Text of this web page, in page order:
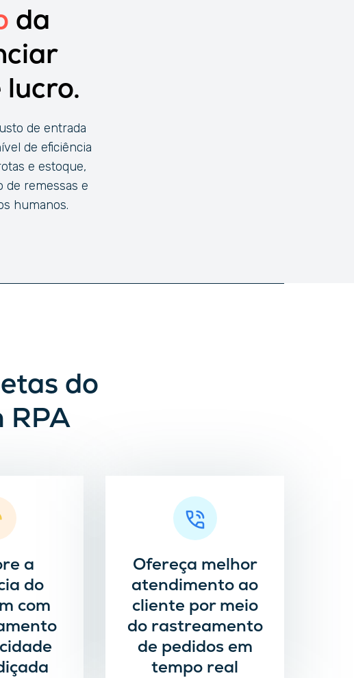
da
de entrada
de eficiência
e estoque,
de remessas e
humanos.
do
RPA
a
do
com
Ofereça melhor
atendimento ao
cliente por meio
do rastreamento
de pedidos em
tempo real